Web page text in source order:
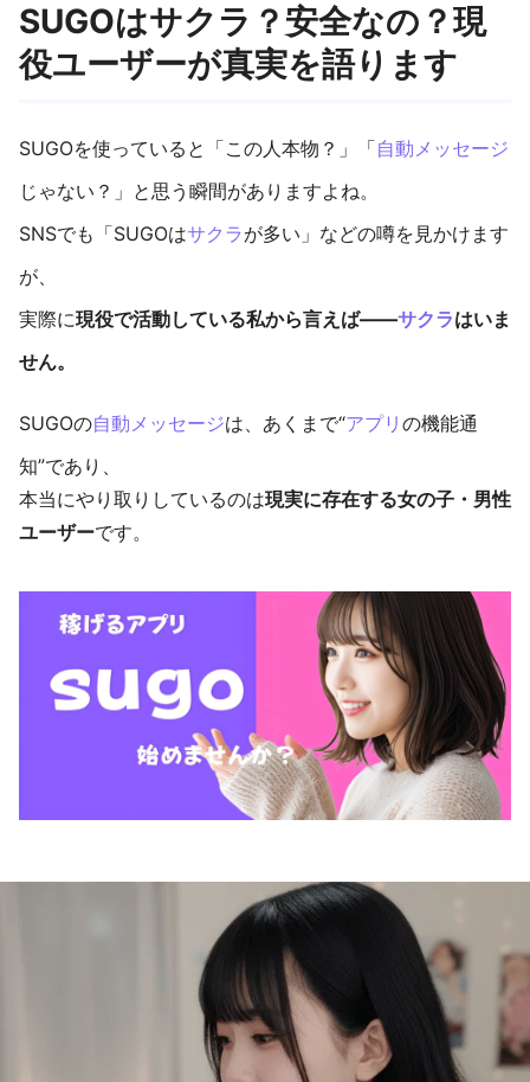
SUGOはサクラ？安全なの？現
役ユーザーが真実を語ります
SUGOを使っていると「この人本物？」「自動メッセージ
じゃない？」と思う瞬間がありますよね。
SNSでも「SUGOはサクラが多い」などの噂を見かけます
が、
実際に現役で活動している私から言えば――サクラはいま
せん。
SUGOの自動メッセージは、あくまで“アプリ の機能通
知”であり、
本当にやり取りしているのは現実に存在する女の子・男性
ユーザーです。